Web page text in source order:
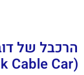
הרכבל של
(Dubrovnik Cable Car)